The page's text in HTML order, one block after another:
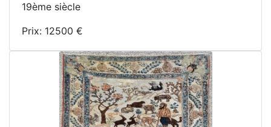
19ème siècle
Prix: 12500 €